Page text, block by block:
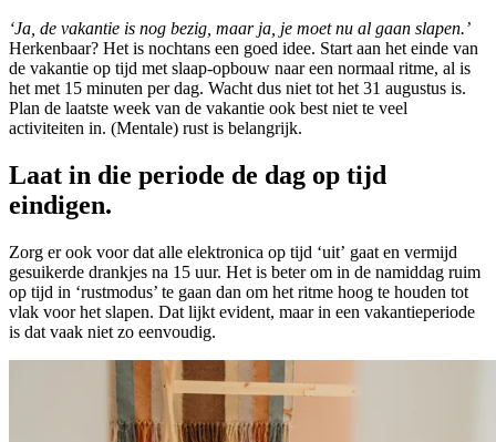
‘Ja, de vakantie is nog bezig, maar ja, je moet nu al gaan slapen.’
Herkenbaar? Het is nochtans een goed idee. Start aan het einde van
de vakantie op tijd met slaap-opbouw naar een normaal ritme, al is
het met 15 minuten per dag. Wacht dus niet tot het 31 augustus is.
Plan de laatste week van de vakantie ook best niet te veel
activiteiten in. (Mentale) rust is belangrijk.
Laat in die periode de dag op tijd
eindigen.
Zorg er ook voor dat alle elektronica op tijd ‘uit’ gaat en vermijd
gesuikerde drankjes na 15 uur. Het is beter om in de namiddag ruim
op tijd in ‘rustmodus’ te gaan dan om het ritme hoog te houden tot
vlak voor het slapen. Dat lijkt evident, maar in een vakantieperiode
is dat vaak niet zo eenvoudig.